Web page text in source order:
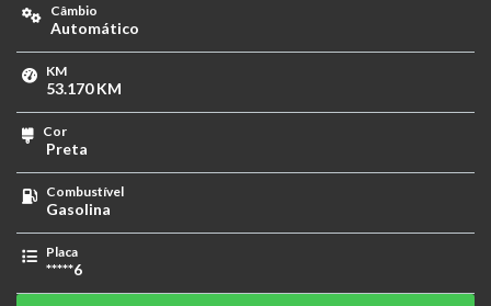
Câmbio
Automático
KM
53.170 KM
Cor
Preta
Combustível
Gasolina
Placa
*****6